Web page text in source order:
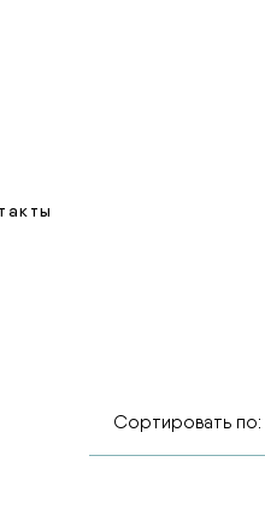
Сортировать по: